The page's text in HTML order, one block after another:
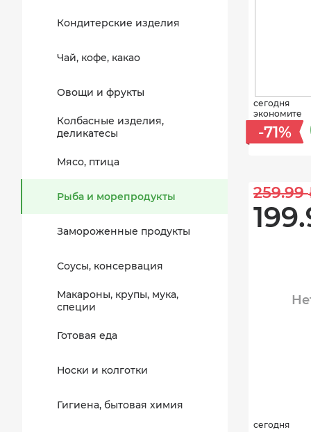
Кондитерские изделия
Чай, кофе, какао
Овощи и фрукты
Колбасные изделия,
деликатесы
Мясо, птица
Рыба и морепродукты
Замороженные продукты
Соусы, консервация
Макароны, крупы, мука,
специи
Готовая еда
Носки и колготки
Гигиена, бытовая химия
сегодня
экономите
-71%
259.99
сегодня